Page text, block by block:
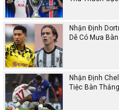
Nhận Định
Dễ Có Mưa
Nhận Định
Tiệc Bàn Thắng